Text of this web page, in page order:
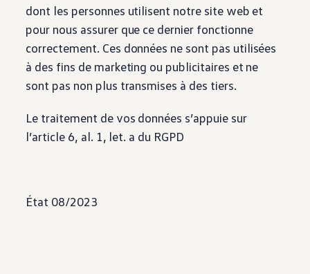
dont les personnes utilisent notre site web et
pour nous assurer que ce dernier fonctionne
correctement. Ces données ne sont pas utilisées
à des fins de marketing ou publicitaires et ne
sont pas non plus transmises à des tiers.
Le traitement de vos données s’appuie sur
l’article 6, al. 1, let. a du RGPD
État 08/2023